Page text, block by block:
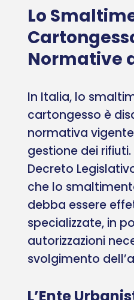
Lo
Normative
In Italia, lo
cartongesso è
normativa
gestione dei
Decreto
che lo
debba essere
specializzate, in
autorizzazioni
svolgimento
L’Ente